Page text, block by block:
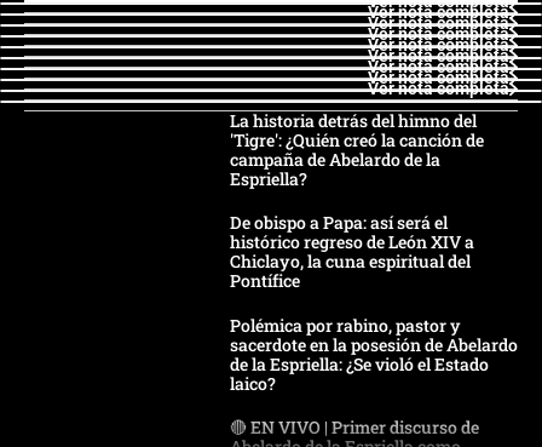
Ver nota completa
Ver nota completa
Ver nota completa
Ver nota completa
Ver nota completa
Ver nota completa
Ver nota completa
Ver nota completa
La historia detrás del himno del
'Tigre': ¿Quién creó la canción de
campaña de Abelardo de la
Espriella?
De obispo a Papa: así será el
histórico regreso de León XIV a
Chiclayo, la cuna espiritual del
Pontífice
Polémica por rabino, pastor y
sacerdote en la posesión de Abelardo
de la Espriella: ¿Se violó el Estado
laico?
🔴 EN VIVO | Primer discurso de